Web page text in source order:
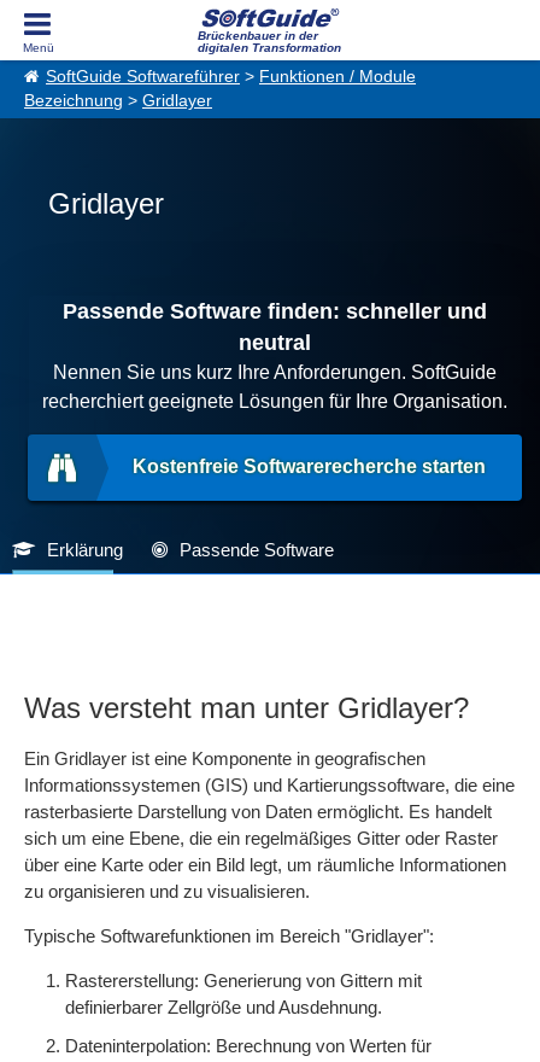
Brückenbauer in der
digitalen Transformation
SoftGuide Softwareführer > Funktionen / Module
Bezeichnung > Gridlayer
Gridlayer
Passende Software finden: schneller und
neutral
Nennen Sie uns kurz Ihre Anforderungen. SoftGuide
recherchiert geeignete Lösungen für Ihre Organisation.
Kostenfreie Softwarerecherche starten
Erklärung Passende Software
Was versteht man unter Gridlayer?
Ein Gridlayer ist eine Komponente in geografischen
Informationssystemen (GIS) und Kartierungssoftware, die eine
rasterbasierte Darstellung von Daten ermöglicht. Es handelt
sich um eine Ebene, die ein regelmäßiges Gitter oder Raster
über eine Karte oder ein Bild legt, um räumliche Informationen
zu organisieren und zu visualisieren.
Typische Softwarefunktionen im Bereich "Gridlayer":
Rastererstellung: Generierung von Gittern mit
definierbarer Zellgröße und Ausdehnung.
Dateninterpolation: Berechnung von Werten für